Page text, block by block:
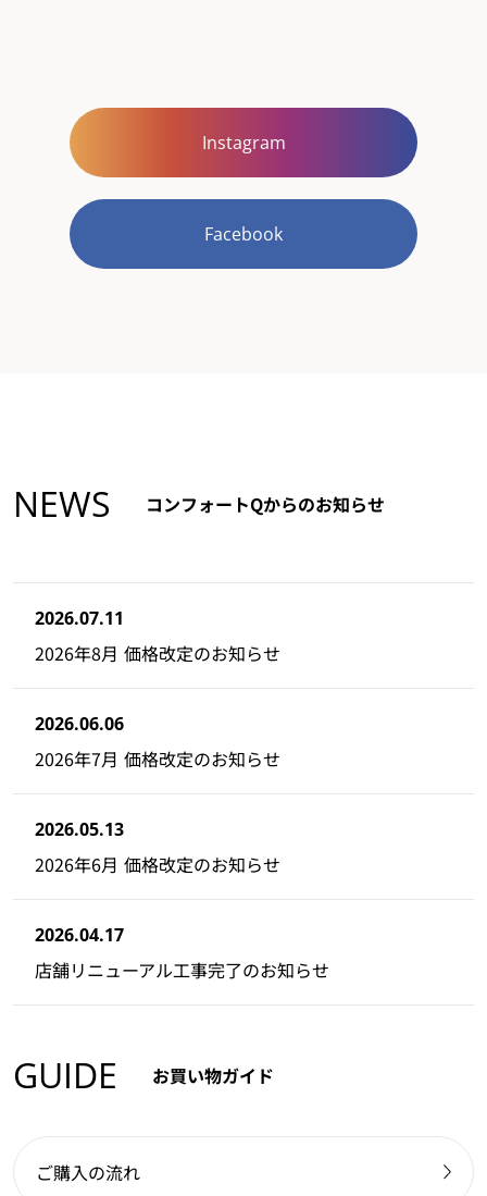
Instagram
Facebook
NEWS コンフォートQからのお知らせ
2026.07.11
2026年8月 価格改定のお知らせ
2026.06.06
2026年7月 価格改定のお知らせ
2026.05.13
2026年6月 価格改定のお知らせ
2026.04.17
店舗リニューアル工事完了のお知らせ
GUIDE お買い物ガイド
ご購入の流れ